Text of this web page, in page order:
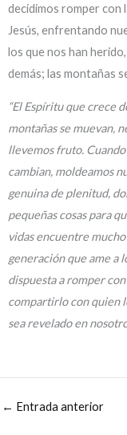
decidimos romper con
Jesús, enfrentando
los que nos han
demás; las montañas
“El Espíritu que crece
montañas se muevan,
llevemos fruto.
cambian, moldeamos
genuina de plenitud,
pequeñas cosas para
vidas encuentre
generación que ame a
dispuesta a romper
compartirlo con quien
sea revelado en
← Entrada anterior